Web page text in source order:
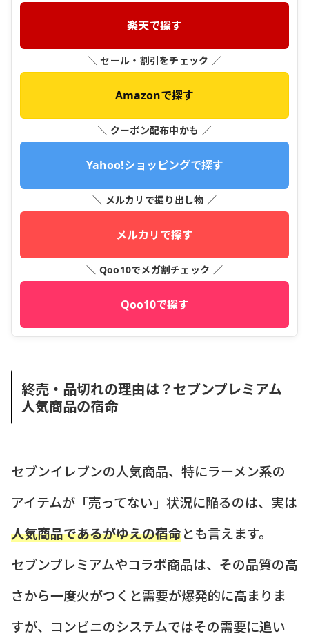
楽天で探す
＼ セール・割引をチェック ／
Amazonで探す
＼ クーポン配布中かも ／
Yahoo!ショッピングで探す
＼ メルカリで掘り出し物 ／
メルカリで探す
＼ Qoo10でメガ割チェック ／
Qoo10で探す
終売・品切れの理由は？セブンプレミアム
人気商品の宿命
セブンイレブンの人気商品、特にラーメン系の
アイテムが「売ってない」状況に陥るのは、実は
人気商品であるがゆえの宿命とも言えます。
セブンプレミアムやコラボ商品は、その品質の高
さから一度火がつくと需要が爆発的に高まりま
すが、コンビニのシステムではその需要に追い